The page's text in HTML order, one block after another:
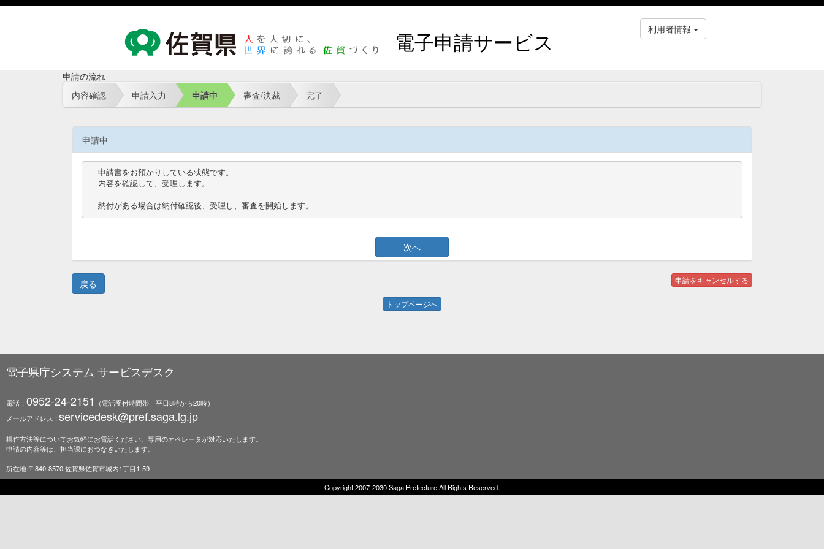
電子申請サービス
利用者情報
申請の流れ
内容確認
申請入力 申請中 審査/決裁 完了
申請中
申請書をお預かりしている状態です。
内容を確認して、受理します。
納付がある場合は納付確認後、受理し、審査を開始します。
トップページへ
電子県庁システム サービスデスク
電話： 0952-24-2151
（電話受付時間帯 平日8時から20時）
メールアドレス : servicedesk@pref.saga.lg.jp
操作方法等についてお気軽にお電話ください。専用のオペレータが対応いたします。
申請の内容等は、担当課におつなぎいたします。
所在地:〒840-8570 佐賀県佐賀市城内1丁目1-59
Copyright 2007-2030 Saga Prefecture.All Rights Reserved.